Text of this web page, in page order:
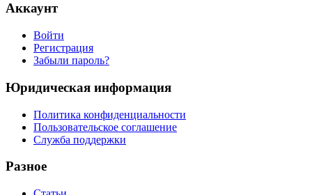
Аккаунт
Войти
Регистрация
Забыли пароль?
Юридическая информация
Политика конфиденциальности
Пользовательское соглашение
Служба поддержки
Разное